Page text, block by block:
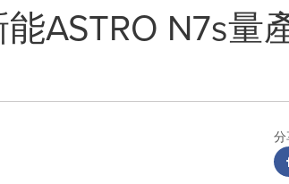
ASTRO N7s量